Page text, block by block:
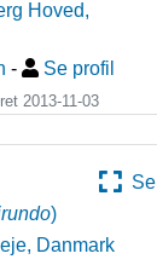
Hoved,
- Se profil
2013-11-03
Se
)
, Danmark